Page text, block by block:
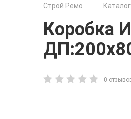
Строй Ремо Каталог
Коробка
0